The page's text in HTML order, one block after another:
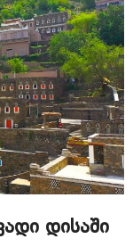
დისაში